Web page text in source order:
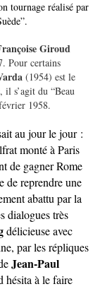
tournage réalisé par
Giroud
Pour certains
(1954) est le
s’agit du “Beau
1958.
au jour le jour :
monté à Paris
de gagner Rome
de reprendre une
abattu par la
dialogues très
délicieuse avec
par les répliques
Jean-Paul
hésita à le faire